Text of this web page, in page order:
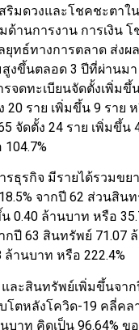
ริมดวงและโชคชะตา
มด้านการงาน การเงิ
ยุทธ์ทางการตลาด ส่ง
สูงขึ้นตลอด 3 ปีที่ผ่านม
จดทะเบียนจัดตั้งเพิ่มขึ้
20 ราย เพิ่มขึ้น 9 ราย
จัดตั้ง 24 ราย เพิ่มขึ้
ธุรกิจ มีรายได้รวมขย
จากปี 62 ส่วนสิน
0.40 ล้านบาท หรือ
กปี 63 สินทรัพย์ 71.07
านบาท หรือ 222.4%
และสินทรัพย์เพิ่มขึ้นจา
โตหลังโควิด-19 คลี่ค
บาท คิดเป็น 96.64%